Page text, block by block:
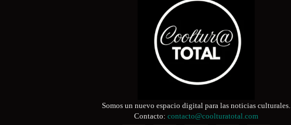
Somos un nuevo espacio digital para las noticias culturales.
Contacto: contacto@coolturatotal.com